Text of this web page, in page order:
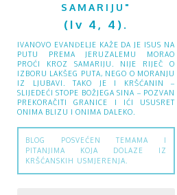
SAMARIJU"
(Iv 4, 4).
IVANOVO EVANĐELJE KAŽE DA JE ISUS NA
PUTU PREMA JERUZALEMU MORAO
PROĆI KROZ SAMARIJU. NIJE RIJEČ O
IZBORU LAKŠEG PUTA, NEGO O MORANJU
IZ LJUBAVI. TAKO JE I KRŠĆANIN –
SLIJEDEĆI STOPE BOŽJEGA SINA – POZVAN
PREKORAČITI GRANICE I IĆI USUSRET
ONIMA BLIZU I ONIMA DALEKO.
BLOG POSVEĆEN TEMAMA I
PITANJIMA KOJA DOLAZE IZ
KRŠĆANSKIH USMJERENJA.